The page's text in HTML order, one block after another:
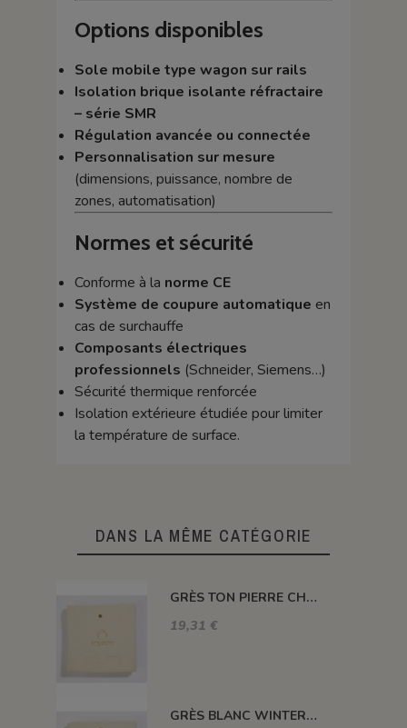
Options disponibles
Sole mobile type wagon sur rails
Isolation brique isolante réfractaire
– série SMR
Régulation avancée ou connectée
Personnalisation sur mesure
(dimensions, puissance, nombre de
zones, automatisation)
Normes et sécurité
Conforme à la norme CE
Système de coupure automatique en
cas de surchauffe
Composants électriques
professionnels (Schneider, Siemens…)
Sécurité thermique renforcée
Isolation extérieure étudiée pour limiter
la température de surface.
DANS LA MÊME CATÉGORIE
GRÈS TON PIERRE CH. 0-0,5 - GTP005 - 12,5 kg
19,31 €
GRÈS BLANC WINTER STONE CH. 0-0,5 - WT - 12,5 kg